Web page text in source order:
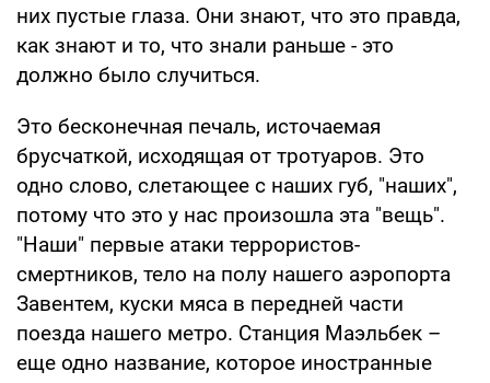
них пустые глаза. Они знают, что это правда,
как знают и то, что знали раньше - это
должно было случиться.
Это бесконечная печаль, источаемая
брусчаткой, исходящая от тротуаров. Это
одно слово, слетающее с наших губ, "наших",
потому что это у нас произошла эта "вещь".
"Наши" первые атаки террористов-
смертников, тело на полу нашего аэропорта
Завентем, куски мяса в передней части
поезда нашего метро. Станция Маэльбек –
еще одно название, которое иностранные